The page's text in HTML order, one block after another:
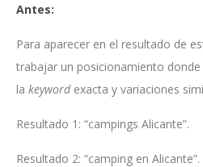
Antes:
Para aparecer en el resultado de
trabajar un posicionamiento donde
la keywordexacta y variaciones
Resultado 1: “campings Alicante”.
Resultado 2: “camping en Alicante”.